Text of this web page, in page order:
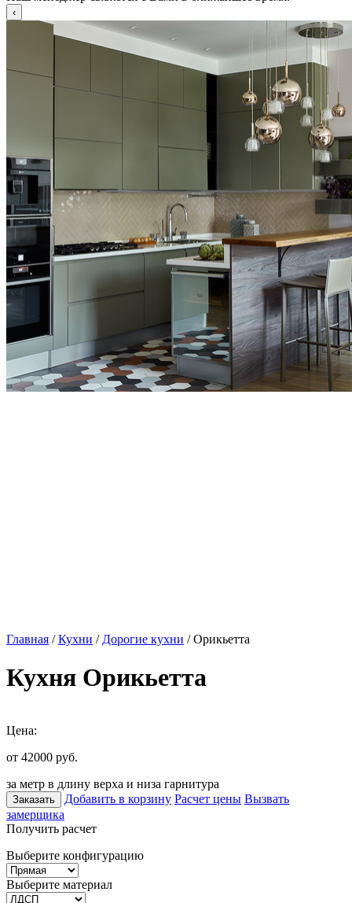
Главная /Кухни / Дорогие кухни / Орикьетта
Кухня Орикьетта
Цена:
от 42000 руб.
за метр в длину верха и низа гарнитура
Заказать Добавить в корзину Расчет цены Вызвать
замерщика
Получить расчет
Выберите конфигурацию
Выберите материал